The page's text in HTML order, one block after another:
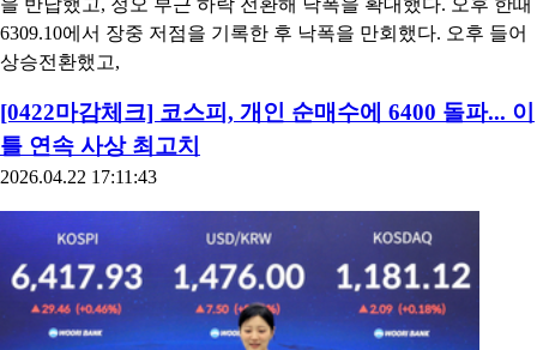
을 반납했고, 정오 부근 하락 전환해 낙폭을 확대했다. 오후 한때
6309.10에서 장중 저점을 기록한 후 낙폭을 만회했다. 오후 들어
상승전환했고,
[0422마감체크] 코스피, 개인 순매수에 6400 돌파... 이
틀 연속 사상 최고치
2026.04.22 17:11:43